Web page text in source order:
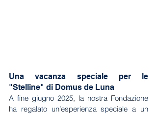
Una vacanza speciale per le
"Stelline" di Domus de Luna
A fine giugno 2025, la nostra Fondazione
ha regalato un’esperienza speciale a un